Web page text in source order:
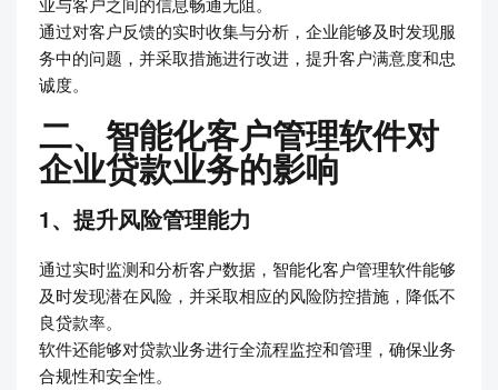
通过对客户反馈的实时收集与分析，企业能够及时发现服
务中的问题，并采取措施进行改进，提升客户满意度和忠
诚度。
二、智能化客户管理软件对
企业贷款业务的影响
1、提升风险管理能力
通过实时监测和分析客户数据，智能化客户管理软件能够
及时发现潜在风险，并采取相应的风险防控措施，降低不
良贷款率。
软件还能够对贷款业务进行全流程监控和管理，确保业务
合规性和安全性。